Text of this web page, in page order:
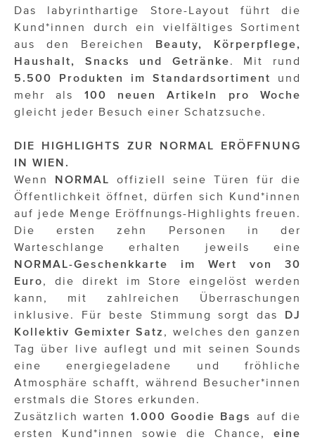
Das labyrinthartige Store-Layout führt die
Kund*innen durch ein vielfältiges Sortiment
aus den Bereichen Beauty, Körperpflege,
Haushalt, Snacks und Getränke. Mit rund
5.500 Produkten im Standardsortiment
und
mehr als 100 neuen Artikeln pro Woche
gleicht jeder Besuch einer Schatzsuche.
DIE HIGHLIGHTS ZUR NORMAL ERÖFFNUNG
IN WIEN.
Wenn NORMAL
offiziell seine Türen für die
Öffentlichkeit öffnet, dürfen sich Kund*innen
auf jede Menge Eröffnungs-Highlights freuen.
Die ersten zehn Personen in der
Warteschlange erhalten jeweils eine
NORMAL-Geschenkkarte im Wert von 30
Euro, die direkt im Store eingelöst werden
kann, mit zahlreichen Überraschungen
inklusive. Für beste Stimmung sorgt das DJ
Kollektiv Gemixter Satz , welches den ganzen
Tag über live auflegt und mit seinen Sounds
eine energiegeladene und fröhliche
Atmosphäre schafft, während Besucher*innen
erstmals die Stores erkunden.
Zusätzlich warten 1.000 Goodie Bags
auf die
ersten Kund*innen sowie die Chance, eine